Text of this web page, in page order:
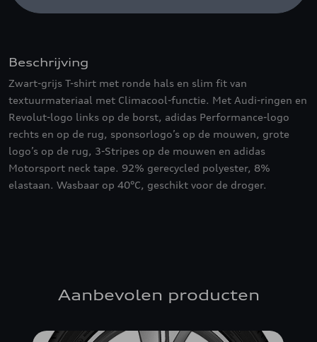
Beschrijving
Zwart-grijs T-shirt met ronde hals en slim fit van
textuurmateriaal met Climacool-functie. Met Audi-ringen en
Revolut-logo links op de borst, adidas Performance-logo
rechts en op de rug, sponsorlogo’s op de mouwen, grote
logo’s op de rug, 3-Stripes op de mouwen en adidas
Motorsport neck tape. 92% gerecycled polyester, 8%
elastaan. Wasbaar op 40°C, geschikt voor de droger.
Aanbevolen producten